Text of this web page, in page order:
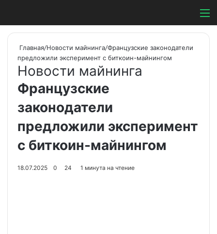
Switch skin
Главная/Новости майнинга/Французские законодатели
предложили эксперимент с биткоин-майнингом
Новости майнинга
Французские
законодатели
предложили эксперимент
с биткоин-майнингом
18.07.2025 0 24 1 минута на чтение